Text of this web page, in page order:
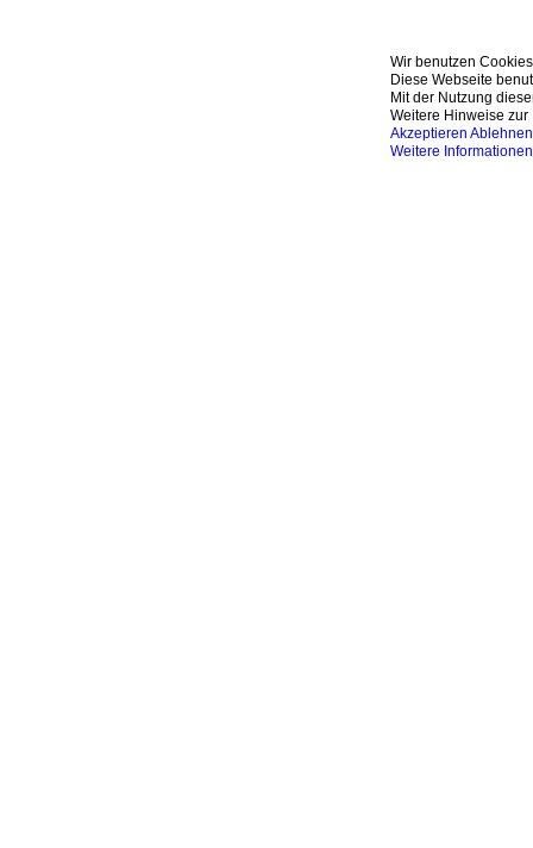
Wir benutzen Cookies
Diese Webseite
Mit der Nutzung
Weitere Hinweise zur
Akzeptieren Ablehnen
Weitere Informationen